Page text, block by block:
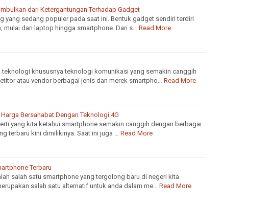
dari Ketergantungan Terhadap Gadget
yang sedang populer pada saat ini. Bentuk gadget sendiri terdiri
mulai dari laptop hingga smartphone. Dari s…
Read More
teknologi khususnya teknologi komunikasi yang semakin canggih
atau vendor berbagai jenis dan merek smartpho…
Read More
Bersahabat Dengan Teknologi 4G
yang kita ketahui smartphone semakin canggih dengan berbagai
terbaru kini dimilikinya. Saat ini juga …
Read More
Terbaru
salah satu smartphone yang tergolong baru di negeri kita
salah satu alternatif untuk anda dalam me…
Read More